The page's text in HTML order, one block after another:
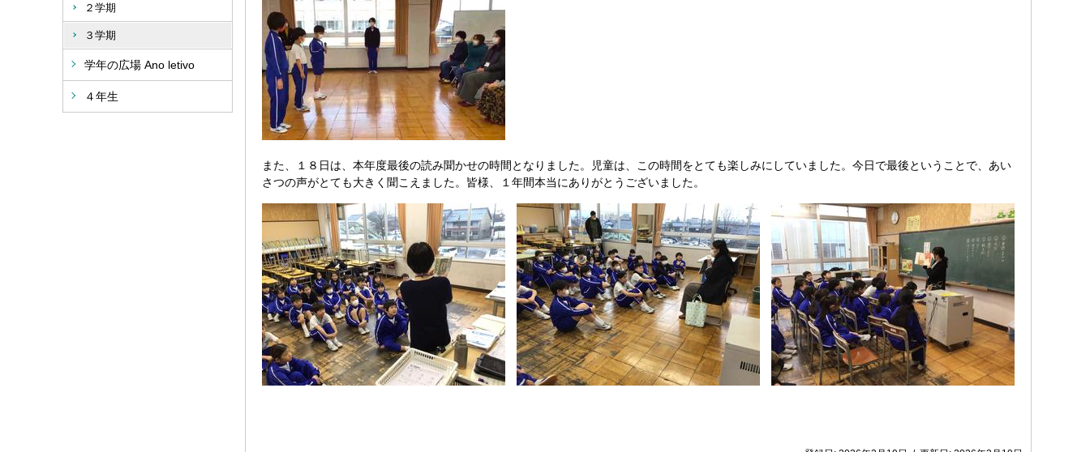
２学期
３学期
学年の広場 Ano letivo
４年生
また、１８日は、本年度最後の読み聞かせの時間となりました。児童は、この時間をとても楽しみにしていました。今日で最後ということで、あい
さつの声がとても大きく聞こえました。皆様、１年間本当にありがとうございました。